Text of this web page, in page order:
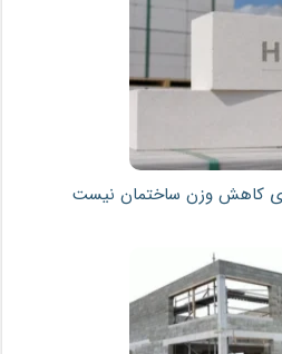
کاهش وزن ساختمان نیست